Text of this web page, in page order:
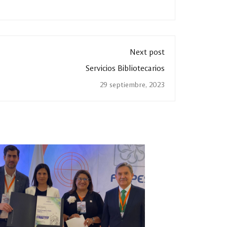
Next post
Servicios Bibliotecarios
29 septiembre, 2023